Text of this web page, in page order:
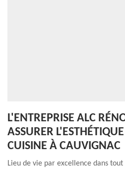
L'ENTREPRISE ALC
ASSURER
CUISINE À CAUVIGNAC
Lieu de vie par excellence dans